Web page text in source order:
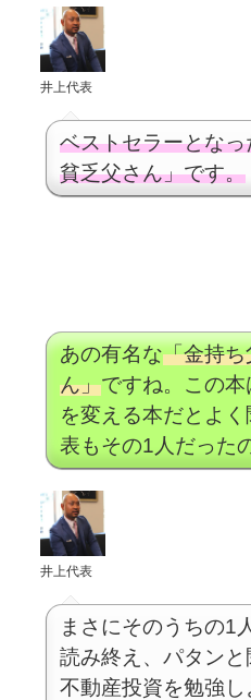
井上代表
ベストセラーとな
貧乏父さん」です。
あの有名な「金持
ん」ですね。この
を変える本だとよ
表もその1人だった
井上代表
まさにそのうちの1
読み終え、パタンと
不動産投資を勉強し